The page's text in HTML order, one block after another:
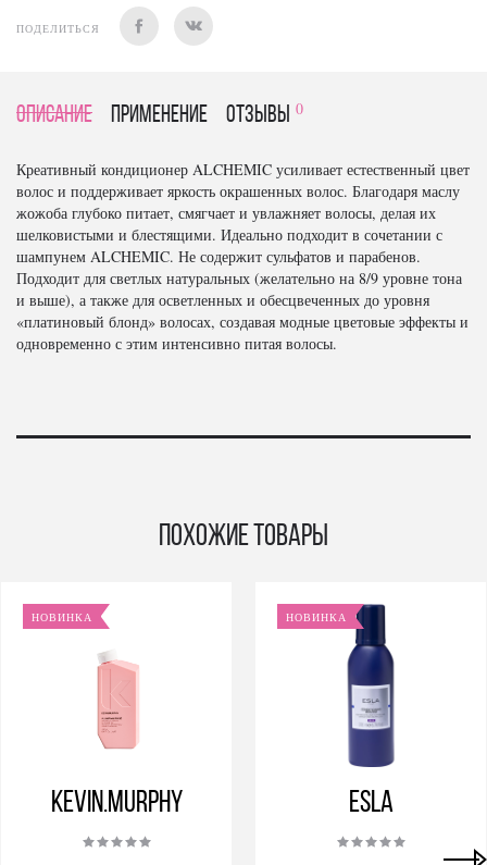
ПОДЕЛИТЬСЯ
Описание Применение отзывы 0
Креативный кондиционер ALCHEMIC усиливает естественный цвет
волос и поддерживает яркость окрашенных волос. Благодаря маслу
жожоба глубоко питает, смягчает и увлажняет волосы, делая их
шелковистыми и блестящими. Идеально подходит в сочетании с
шампунем ALCHEMIC. Не содержит сульфатов и парабенов.
Подходит для светлых натуральных (желательно на 8/9 уровне тона
и выше), а также для осветленных и обесцвеченных до уровня
«платиновый блонд» волосах, создавая модные цветовые эффекты и
одновременно с этим интенсивно питая волосы.
Похожие товары
НОВИНКА
KEVIN.MURPHY
НОВИНКА
ESLA